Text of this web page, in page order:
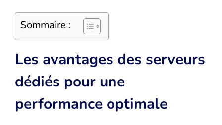
Sommaire :
Les avantages des serveurs
dédiés pour une
performance optimale